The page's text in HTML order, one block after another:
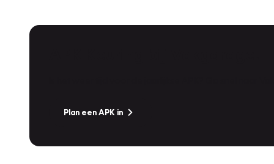
Plan een APK in